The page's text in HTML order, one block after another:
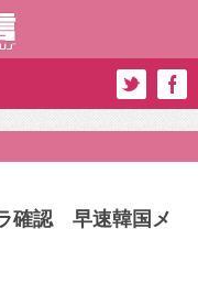
確認 早速韓国メ